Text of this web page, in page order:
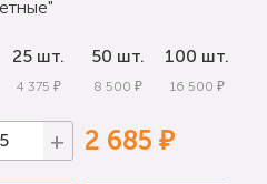
25 шт.
4 375 ₽
50 шт.
8 500 ₽
100 шт.
16 500 ₽
+ 2 685 ₽